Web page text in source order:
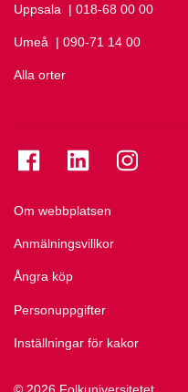
Uppsala Ring Uppsala på
| 018-68 00 00
Umeå Ring Umeå på
| 090-71 14 00
Alla orter
© 2026 Folkuniversitetet
Om webbplatsen
Anmälningsvillkor
Ångra köp
Personuppgifter
Inställningar för kakor
Se folkuniversitetet på
Se